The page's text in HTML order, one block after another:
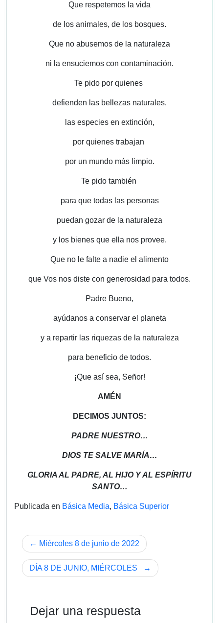
Que respetemos la vida
de los animales, de los bosques.
Que no abusemos de la naturaleza
ni la ensuciemos con contaminación.
Te pido por quienes
defienden las bellezas naturales,
las especies en extinción,
por quienes trabajan
por un mundo más limpio.
Te pido también
para que todas las personas
puedan gozar de la naturaleza
y los bienes que ella nos provee.
Que no le falte a nadie el alimento
que Vos nos diste con generosidad para todos.
Padre Bueno,
ayúdanos a conservar el planeta
y a repartir las riquezas de la naturaleza
para beneficio de todos.
¡Que así sea, Señor!
AMÉN
DECIMOS JUNTOS:
PADRE NUESTRO…
DIOS TE SALVE MARÍA…
GLORIA AL PADRE, AL HIJO Y AL ESPÍRITU
SANTO…
Publicada en Básica Media, Básica Superior
Navegación
de
entradas
Miércoles 8 de junio de 2022
DÍA 8 DE JUNIO, MIÉRCOLES
Dejar una respuesta